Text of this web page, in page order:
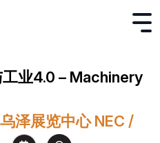
业4.0 – Machinery
泽展览中心 NEC /